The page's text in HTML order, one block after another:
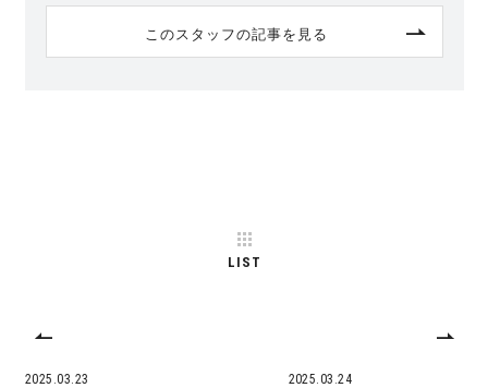
このスタッフの記事を見る
2025.03.23
LIST
2025.03.24